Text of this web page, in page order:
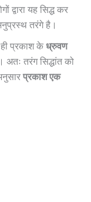
द्वारा यह सिद्ध कर
तरंगे है।
प्रकाश के ध्रुवण
अतः तरंग सिद्धांत को
प्रकाश एक